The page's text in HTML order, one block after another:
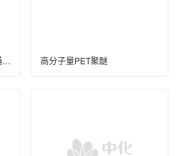
聚氨酯高回弹组合料\896B\桶装(kg)\240\优等 高分子量PET聚醚